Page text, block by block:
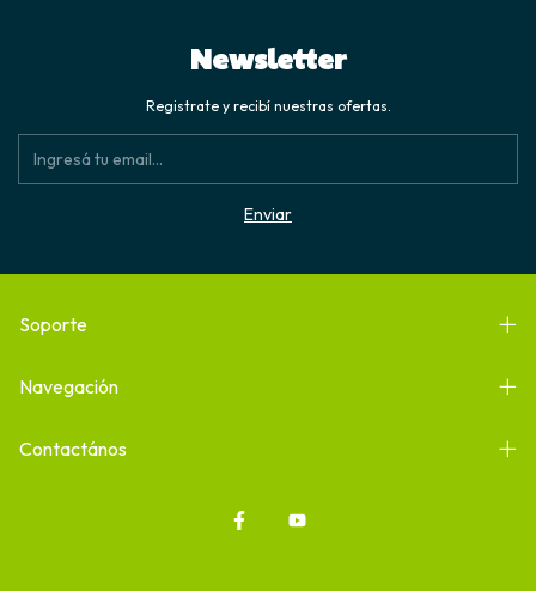
Newsletter
Registrate y recibí nuestras ofertas.
Soporte
Navegación
Contactános